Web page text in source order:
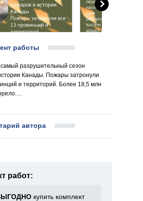
работы
разрушительный сезон
Канады. Пожары затронули
и территорий. Более 18,5 млн
автора
работ:
купить комплект